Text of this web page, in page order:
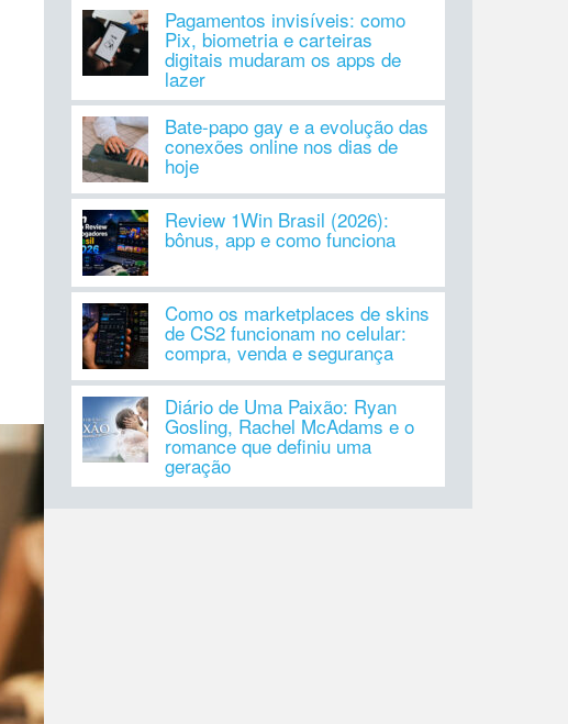
Pagamentos invisíveis: como
Pix, biometria e carteiras
digitais mudaram os apps de
lazer
Bate-papo gay e a evolução das
conexões online nos dias de
hoje
Review 1Win Brasil (2026):
bônus, app e como funciona
Como os marketplaces de skins
de CS2 funcionam no celular:
compra, venda e segurança
Diário de Uma Paixão: Ryan
Gosling, Rachel McAdams e o
romance que definiu uma
geração